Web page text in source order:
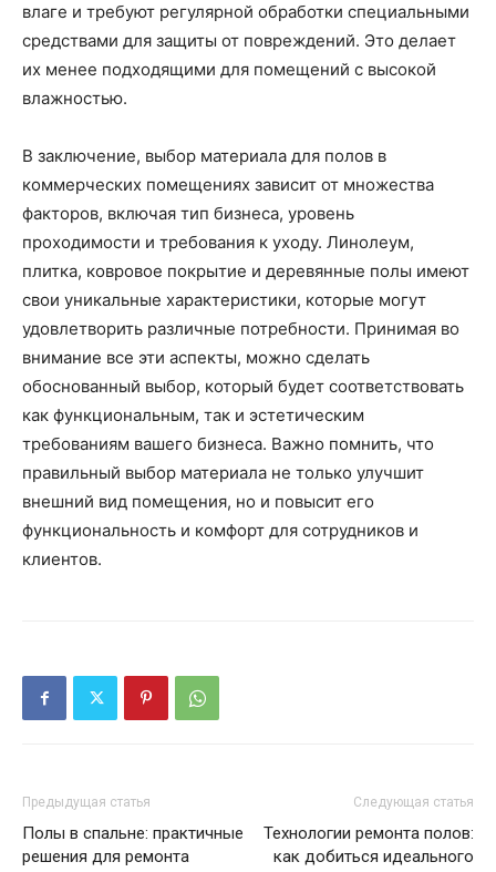
влаге и требуют регулярной обработки специальными
средствами для защиты от повреждений. Это делает
их менее подходящими для помещений с высокой
влажностью.
В заключение, выбор материала для полов в
коммерческих помещениях зависит от множества
факторов, включая тип бизнеса, уровень
проходимости и требования к уходу. Линолеум,
плитка, ковровое покрытие и деревянные полы имеют
свои уникальные характеристики, которые могут
удовлетворить различные потребности. Принимая во
внимание все эти аспекты, можно сделать
обоснованный выбор, который будет соответствовать
как функциональным, так и эстетическим
требованиям вашего бизнеса. Важно помнить, что
правильный выбор материала не только улучшит
внешний вид помещения, но и повысит его
функциональность и комфорт для сотрудников и
клиентов.
Предыдущая статья
Полы в спальне: практичные
решения для ремонта
Следующая статья
Технологии ремонта полов:
как добиться идеального